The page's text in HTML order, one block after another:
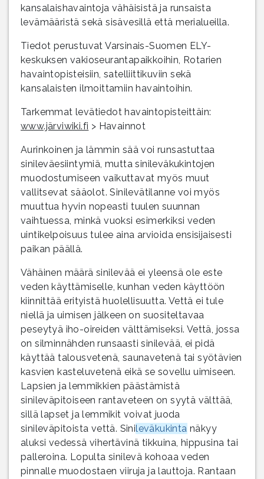
kansalaishavaintoja vähäisistä ja runsaista
levämääristä sekä sisävesillä että merialueilla.
Tiedot perustuvat Varsinais-Suomen ELY-
keskuksen vakioseurantapaikkoihin, Rotarien
havaintopisteisiin, satelliittikuviin sekä
kansalaisten ilmoittamiin havaintoihin.
Tarkemmat levätiedot havaintopisteittäin:
www.järviwiki.fi > Havainnot
Aurinkoinen ja lämmin sää voi runsastuttaa
sinileväesiintymiä, mutta sinileväkukintojen
muodostumiseen vaikuttavat myös muut
vallitsevat sääolot. Sinilevätilanne voi myös
muuttua hyvin nopeasti tuulen suunnan
vaihtuessa, minkä vuoksi esimerkiksi veden
uintikelpoisuus tulee aina arvioida ensisijaisesti
paikan päällä.
Vähäinen määrä sinilevää ei yleensä ole este
veden käyttämiselle, kunhan veden käyttöön
kiinnittää erityistä huolellisuutta. Vettä ei tule
niellä ja uimisen jälkeen on suositeltavaa
peseytyä iho-oireiden välttämiseksi. Vettä, jossa
on silminnähden runsaasti sinilevää, ei pidä
käyttää talousvetenä, saunavetenä tai syötävien
kasvien kasteluvetenä eikä se sovellu uimiseen.
Lapsien ja lemmikkien päästämistä
sinileväpitoiseen rantaveteen on syytä välttää,
sillä lapset ja lemmikit voivat juoda
sinileväpitoista vettä. Sinileväkukinta näkyy
aluksi vedessä vihertävinä tikkuina, hippusina tai
palleroina. Lopulta sinilevä kohoaa veden
pinnalle muodostaen viiruja ja lauttoja. Rantaan